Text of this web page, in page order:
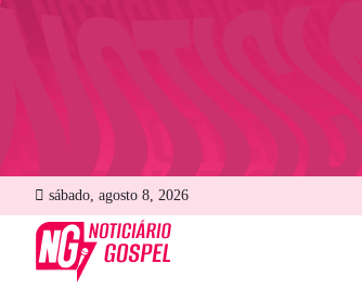
sábado, agosto 8, 2026